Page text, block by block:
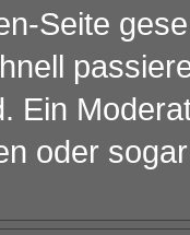
Seite
Ein
oder